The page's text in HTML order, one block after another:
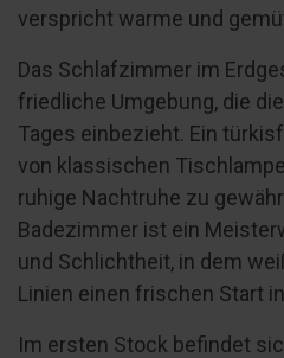
verspricht warme und
Das Schlafzimmer im
friedliche Umgebung, die
Tages einbezieht. Ein
von klassischen
ruhige Nachtruhe zu
Badezimmer ist ein
und Schlichtheit, in dem
Linien einen frischen Start
Im ersten Stock befindet